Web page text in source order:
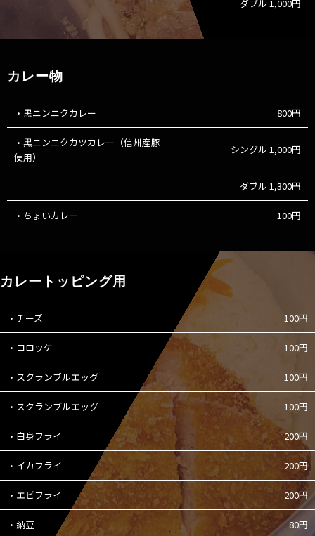
ダブル 1,000円
カレー物
・黒ニンニクカレー 800円
・黒ニンニクカツカレー （信州産豚
使用）
シングル 1,000円
ダブル 1,300円
・ちょいカレー 100円
カレートッピング用
・チーズ 100円
・コロッケ 100円
・スクランブルエッグ 100円
・スクランブルエッグ 100円
・白身フライ 200円
・イカフライ 200円
・エビフライ 200円
・納豆 80円